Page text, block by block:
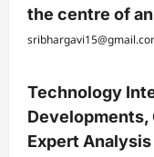
the centre of
Technology
Developments,
Expert Analysis